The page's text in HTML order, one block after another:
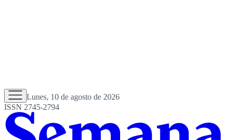
Lunes, 10 de agosto de 2026
ISSN 2745-2794